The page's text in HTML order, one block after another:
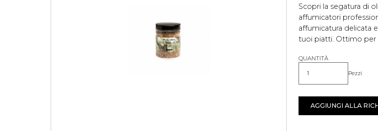
Scopri la segatura di
affumicatori
affumicatura delicata
tuoi piatti. Ottimo per
QUANTITÀ
Quantità Pezzi
AGGIUNGI ALLA